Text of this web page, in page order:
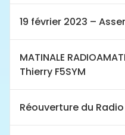
19 février 2023 –
MATINALE
Thierry F5SYM
Réouverture du